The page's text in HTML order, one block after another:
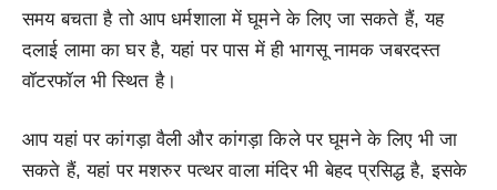
समय बचता है तो आप धर्मशाला में घूमने के लिए जा सकते हैं, यह
दलाई लामा का घर है, यहां पर पास में ही भागसू नामक जबरदस्त
वॉटरफॉल भी स्थित है।
आप यहां पर कांगड़ा वैली और कांगड़ा किले पर घूमने के लिए भी जा
सकते हैं, यहां पर मशरुर पत्थर वाला मंदिर भी बेहद प्रसिद्ध है, इसके